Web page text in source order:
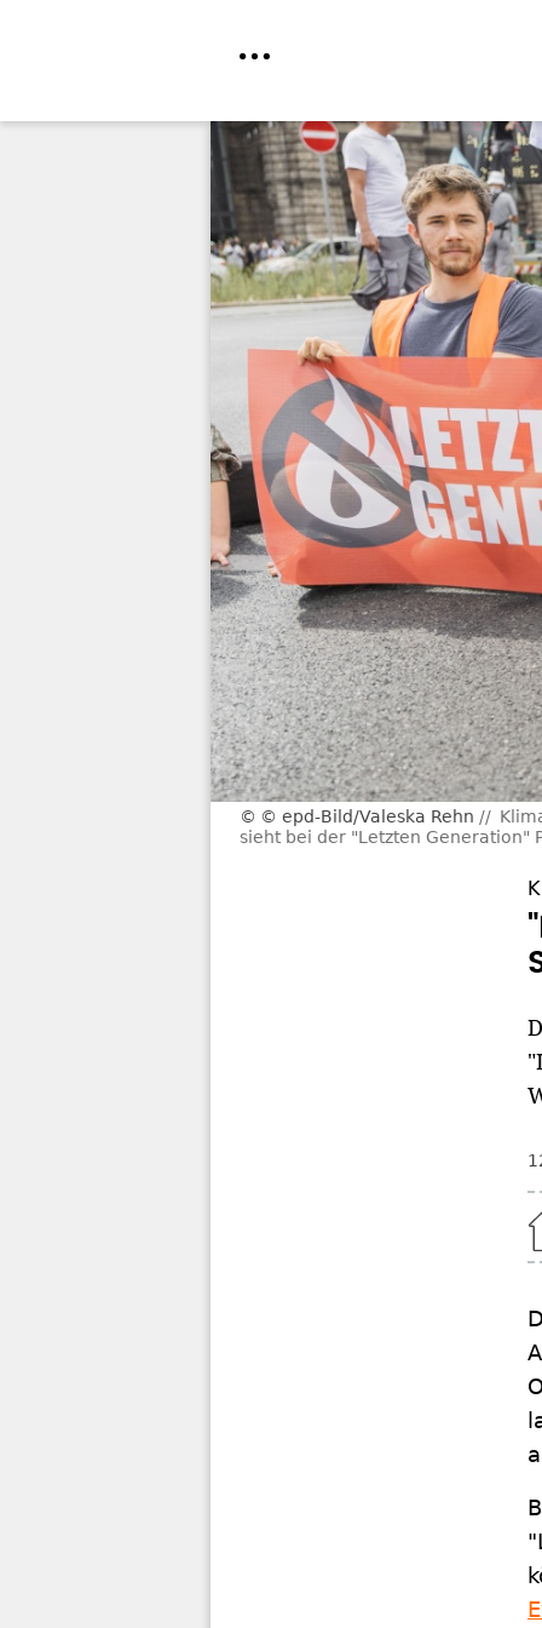
© epd-Bild/Valeska Rehn
sieht bei der "Letzten Generation"